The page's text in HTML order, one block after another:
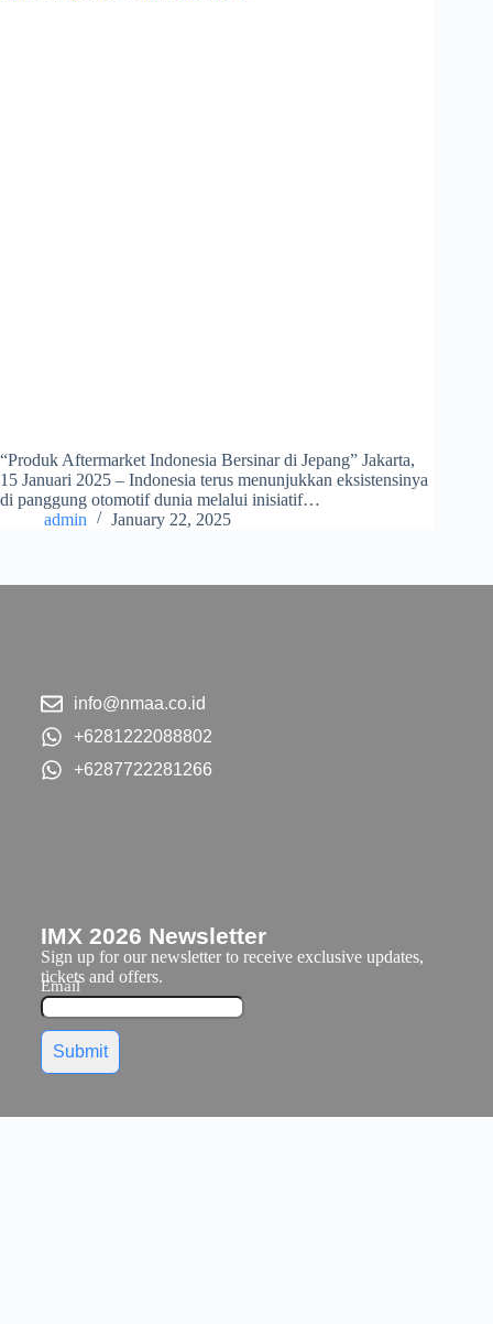
“Produk Aftermarket Indonesia Bersinar di Jepang” Jakarta,
15 Januari 2025 – Indonesia terus menunjukkan eksistensinya
di panggung otomotif dunia melalui inisiatif…
admin
January 22, 2025
info@nmaa.co.id
+6281222088802
+6287722281266
IMX 2026 Newsletter
Sign up for our newsletter to receive exclusive updates,
tickets and offers.
Email
Submit